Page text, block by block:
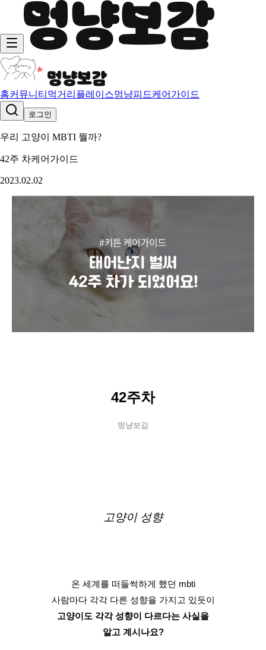
홈커뮤니티 먹거리 플레이스멍냥피드케어가이드
로그인
우리 고양이 MBTI 뭘까?
42주 차케어가이드
2023.02.02
42주차
멍냥보감
고양이 성향
온 세계를 떠들썩하게 했던 mbti
사람마다 각각 다른 성향을 가지고 있듯이
고양이도 각각 성향이 다르다는 사실을
알고 계시나요?